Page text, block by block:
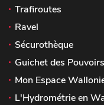
Trafiroutes
Ravel
Sécurothèque
Guichet des
Mon Espace
L'Hydrométrie en